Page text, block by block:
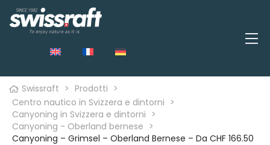
Swissraft > Prodotti >
Centro nautico in Svizzera e dintorni >
Canyoning in Svizzera e dintorni >
Canyoning - Oberland bernese >
Canyoning – Grimsel – Oberland Bernese – Da CHF 166.50